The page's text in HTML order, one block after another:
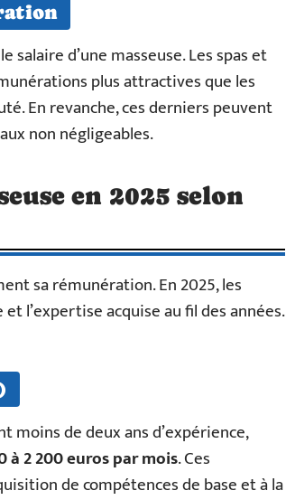
d’une masseuse. Les spas et
plus attractives que les
En revanche, ces derniers peuvent
non négligeables.
en 2025 selon
sa rémunération. En 2025, les
l’expertise acquise au fil des années.
moins de deux ans d’expérience,
à 2 200 euros par mois. Ces
de compétences de base et à la